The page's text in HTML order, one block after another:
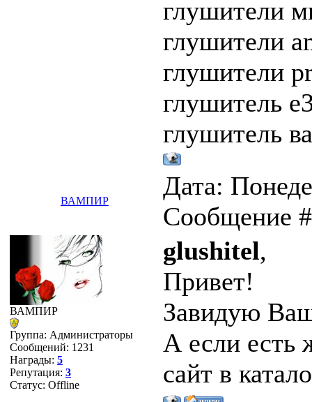
глушители
глушители
глушители
глушитель
глушитель
ВАМПИР
Дата:
Сообщение
ВАМПИР
Группа: Администраторы
Сообщений: 1231
Награды: 5
Репутация: 3
Статус: Offline
glushitel,
Привет!
Завидую
А если есть
сайт в